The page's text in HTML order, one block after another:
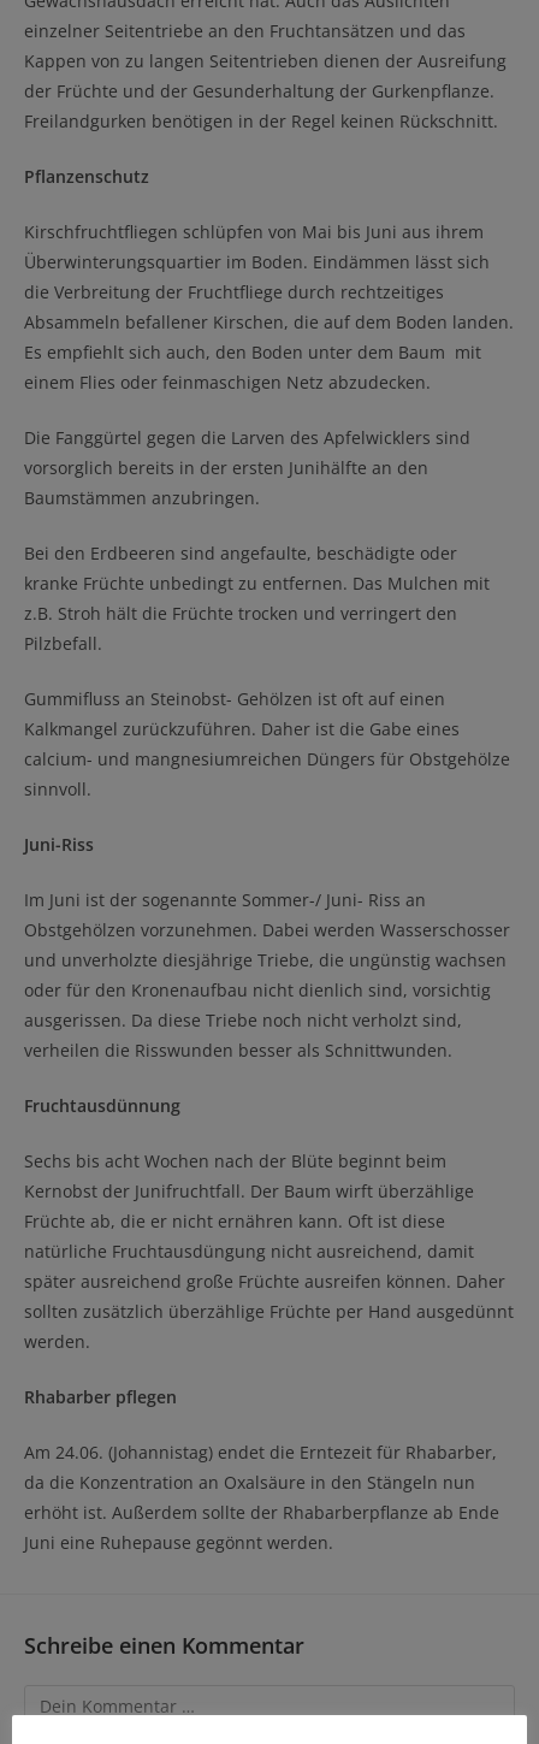
einzelner Seitentriebe an den Fruchtansätzen und das
Kappen von zu langen Seitentrieben dienen der Ausreifung
der Früchte und der Gesunderhaltung der Gurkenpflanze.
Freilandgurken benötigen in der Regel keinen Rückschnitt.
Pflanzenschutz
Kirschfruchtfliegen schlüpfen von Mai bis Juni aus ihrem
Überwinterungsquartier im Boden. Eindämmen lässt sich
die Verbreitung der Fruchtfliege durch rechtzeitiges
Absammeln befallener Kirschen, die auf dem Boden landen.
Es empfiehlt sich auch, den Boden unter dem Baum mit
einem Flies oder feinmaschigen Netz abzudecken.
Die Fanggürtel gegen die Larven des Apfelwicklers sind
vorsorglich bereits in der ersten Junihälfte an den
Baumstämmen anzubringen.
Bei den Erdbeeren sind angefaulte, beschädigte oder
kranke Früchte unbedingt zu entfernen. Das Mulchen mit
z.B. Stroh hält die Früchte trocken und verringert den
Pilzbefall.
Gummifluss an Steinobst- Gehölzen ist oft auf einen
Kalkmangel zurückzuführen. Daher ist die Gabe eines
calcium- und mangnesiumreichen Düngers für Obstgehölze
sinnvoll.
Juni-Riss
Im Juni ist der sogenannte Sommer-/ Juni- Riss an
Obstgehölzen vorzunehmen. Dabei werden Wasserschosser
und unverholzte diesjährige Triebe, die ungünstig wachsen
oder für den Kronenaufbau nicht dienlich sind, vorsichtig
ausgerissen. Da diese Triebe noch nicht verholzt sind,
verheilen die Risswunden besser als Schnittwunden.
Fruchtausdünnung
Sechs bis acht Wochen nach der Blüte beginnt beim
Kernobst der Junifruchtfall. Der Baum wirft überzählige
Früchte ab, die er nicht ernähren kann. Oft ist diese
natürliche Fruchtausdüngung nicht ausreichend, damit
später ausreichend große Früchte ausreifen können. Daher
sollten zusätzlich überzählige Früchte per Hand ausgedünnt
werden.
Rhabarber pflegen
Am 24.06. (Johannistag) endet die Erntezeit für Rhabarber,
da die Konzentration an Oxalsäure in den Stängeln nun
erhöht ist. Außerdem sollte der Rhabarberpflanze ab Ende
Juni eine Ruhepause gegönnt werden.
Schreibe einen Kommentar